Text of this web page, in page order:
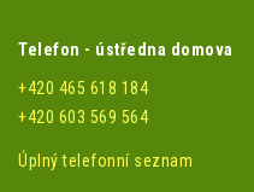
Telefon - ústředna domova
+420 465 618 184
+420 603 569 564
Úplný telefonní seznam